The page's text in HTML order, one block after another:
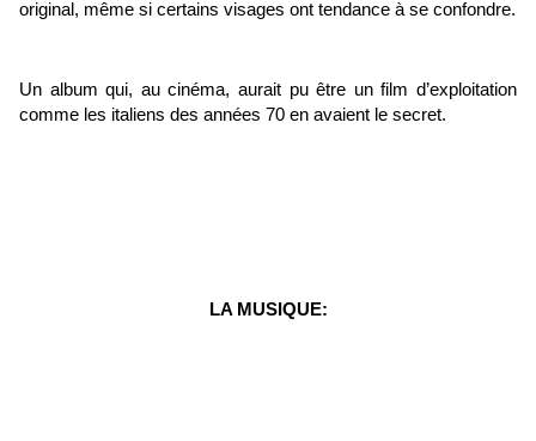
original, même si certains visages ont tendance à se confondre.
Un album qui, au cinéma, aurait pu être un film d’exploitation
comme les italiens des années 70 en avaient le secret.
LA MUSIQUE: